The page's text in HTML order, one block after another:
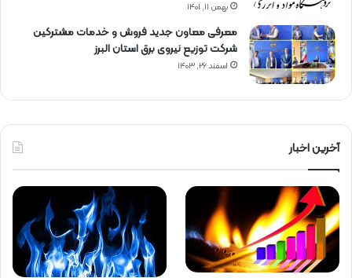
بهمن ۱۱, ۱۴۰۱
معرفی معاون جدید فروش و خدمات مشتركین
شركت توزیع نیروی برق استان البرز
اسفند ۲۶, ۱۴۰۳
آخرین اخبار